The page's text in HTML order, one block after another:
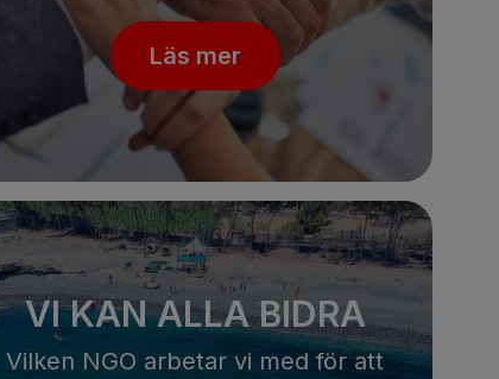
Läs mer
VI KAN ALLA BIDRA
Vilken NGO arbetar vi med för att